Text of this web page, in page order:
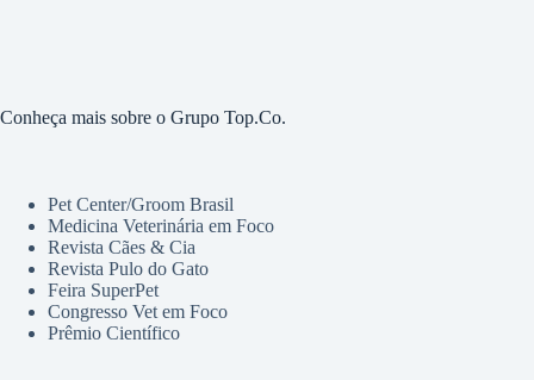
Conheça mais sobre o Grupo Top.Co.
Pet Center/Groom Brasil
Medicina Veterinária em Foco
Revista Cães & Cia
Revista Pulo do Gato
Feira SuperPet
Congresso Vet em Foco
Prêmio Científico